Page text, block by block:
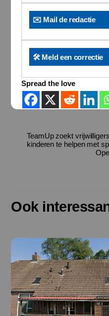
✉️ Mail de redactie
🛠️ Meld een correctie
Spread the love
TeamUp zoekt
kinderen te helpen met
Ook